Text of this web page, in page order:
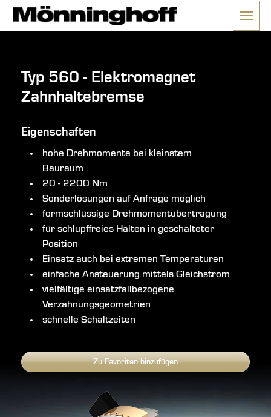
Menü
Typ 560 - Elektromagnet
Zahnhaltebremse
Eigenschaften
hohe Drehmomente bei kleinstem
Bauraum
20 - 2200 Nm
Sonderlösungen auf Anfrage möglich
formschlüssige Drehmomentübertragung
für schlupffreies Halten in geschalteter
Position
Einsatz auch bei extremen Temperaturen
einfache Ansteuerung mittels Gleichstrom
vielfältige einsatzfallbezogene
Verzahnungsgeometrien
schnelle Schaltzeiten
Zu Favoriten hinzufügen